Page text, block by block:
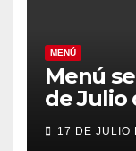
MENÚ
Menú
de Julio
17 DE JULIO